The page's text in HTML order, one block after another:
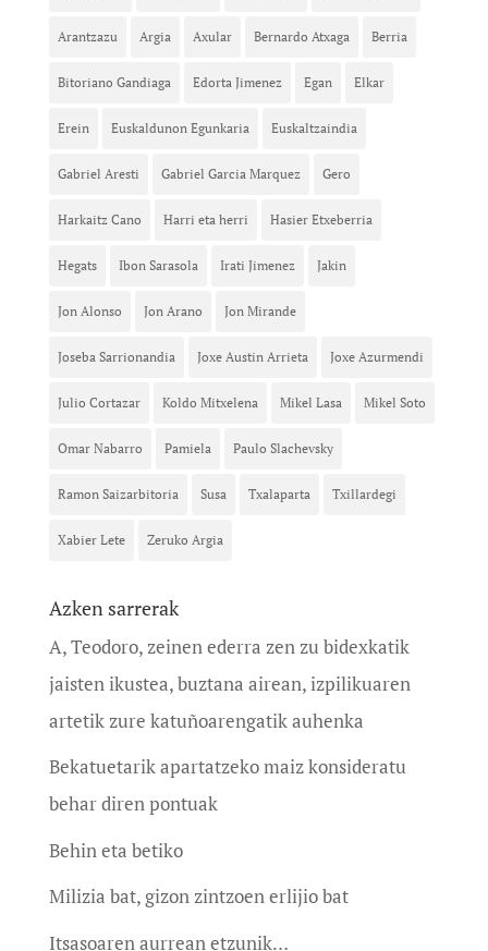
Arantzazu Argia Axular Bernardo Atxaga Berria
Bitoriano Gandiaga Edorta Jimenez Egan Elkar
Erein Euskaldunon Egunkaria Euskaltzaindia
Gabriel Aresti Gabriel Garcia Marquez Gero
Harkaitz Cano Harri eta herri Hasier Etxeberria
Hegats Ibon Sarasola Irati Jimenez Jakin
Jon Alonso Jon Arano Jon Mirande
Joseba Sarrionandia Joxe Austin Arrieta Joxe Azurmendi
Julio Cortazar Koldo Mitxelena Mikel Lasa Mikel Soto
Omar Nabarro Pamiela Paulo Slachevsky
Ramon Saizarbitoria Susa Txalaparta Txillardegi
Xabier Lete Zeruko Argia
Azken sarrerak
A, Teodoro, zeinen ederra zen zu bidexkatik
jaisten ikustea, buztana airean, izpilikuaren
artetik zure katuñoarengatik auhenka
Bekatuetarik apartatzeko maiz konsideratu
behar diren pontuak
Behin eta betiko
Milizia bat, gizon zintzoen erlijio bat
Itsasoaren aurrean etzunik…